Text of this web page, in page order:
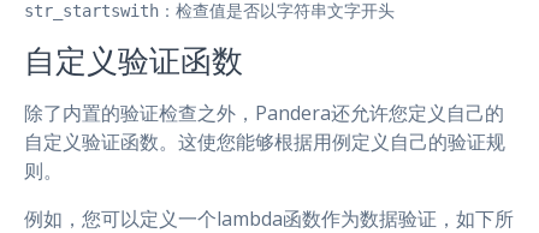
str_startswith：检查值是否以字符串文字开头
自定义验证函数
除了内置的验证检查之外，Pandera还允许您定义自己的
自定义验证函数。这使您能够根据用例定义自己的验证规
则。
例如，您可以定义一个lambda函数作为数据验证，如下所